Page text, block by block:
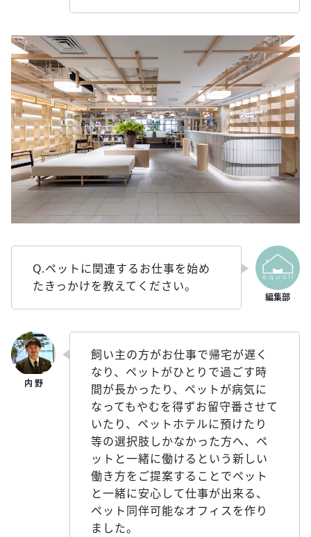
Q.ペットに関連するお仕事を始め
たきっかけを教えてください。
飼い主の方がお仕事で帰宅が遅く
なり、ペットがひとりで過ごす時
間が長かったり、ペットが病気に
なってもやむを得ずお留守番させて
いたり、ペットホテルに預けたり
等の選択肢しかなかった方へ、ペ
ットと一緒に働けるという新しい
働き方をご提案することでペット
と一緒に安心して仕事が出来る、
ペット同伴可能なオフィスを作り
ました。